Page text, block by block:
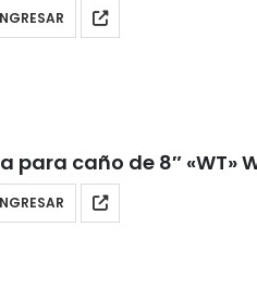
para caño de 8″ «WT»